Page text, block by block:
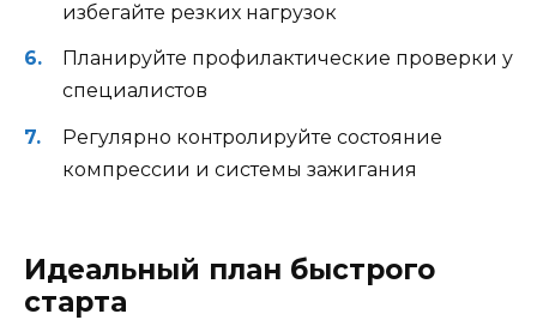
избегайте резких нагрузок
Планируйте профилактические проверки у
специалистов
Регулярно контролируйте состояние
компрессии и системы зажигания
Идеальный план быстрого
старта